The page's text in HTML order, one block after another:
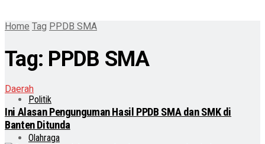
Politik
Olahraga
Home Tag PPDB SMA
Tag: PPDB SMA
Daerah
Ini Alasan Pengunguman Hasil PPDB SMA dan SMK di
Banten Ditunda